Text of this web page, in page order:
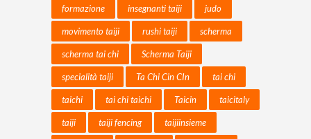
formazione insegnanti taiji judo
movimento taiji rushi taiji scherma
scherma tai chi Scherma Taiji
specialità taiji Ta Chi Cin CIn tai chi
taichi tai chi taichi Taicin taicitaly
taiji taiji fencing taijiinsieme